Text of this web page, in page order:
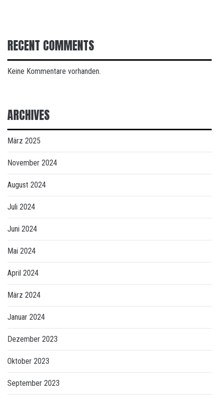
RECENT COMMENTS
Keine Kommentare vorhanden.
ARCHIVES
März 2025
November 2024
August 2024
Juli 2024
Juni 2024
Mai 2024
April 2024
März 2024
Januar 2024
Dezember 2023
Oktober 2023
September 2023